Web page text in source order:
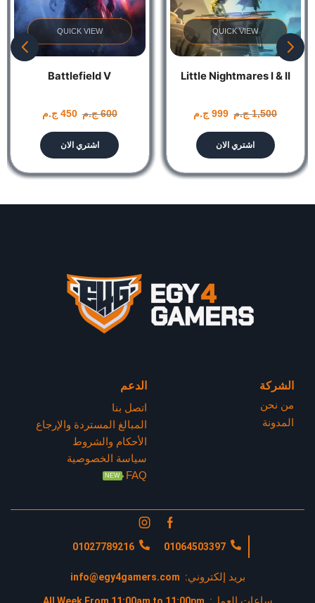
QUICK VIEW
Little Nightmares I & II
1,500 ج.م 999 ج.م
اشتري الان
QUICK VIEW
Battlefield V
600 ج.م 450 ج.م
اشتري الان
الشركة
من نحن
المدونة
الدعم
اتصل بنا
المبالغ المستردة والإرجاع
الأحكام والشروط
سياسة الخصوصية
FAQ
NEW
01064503397
01027789216
بريد إلكتروني: info@egy4gamers.com